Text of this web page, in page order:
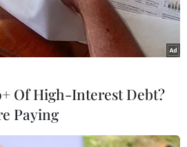
Of High-Interest Debt?
Paying